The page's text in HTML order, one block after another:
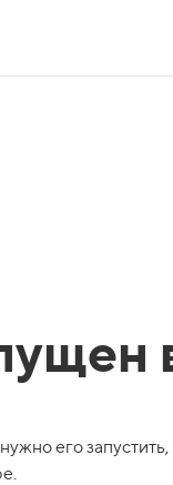
его запустить,